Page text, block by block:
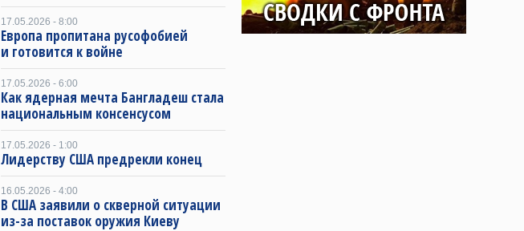
17.05.2026 - 8:00
Европа пропитана русофобией
и готовится к войне
17.05.2026 - 6:00
Как ядерная мечта Бангладеш стала
национальным консенсусом
17.05.2026 - 1:00
Лидерству США предрекли конец
16.05.2026 - 4:00
В США заявили о скверной ситуации
из-за поставок оружия Киеву